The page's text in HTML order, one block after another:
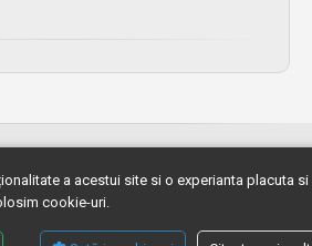
BLOG CARIERA CONTACT